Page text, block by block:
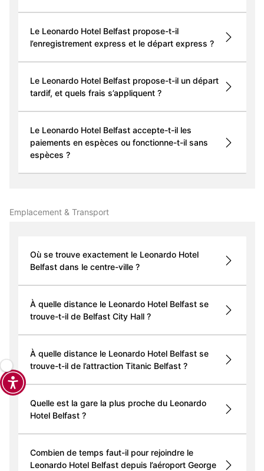
Le Leonardo Hotel Belfast propose-t-il
l’enregistrement express et le départ express ?
Le Leonardo Hotel Belfast propose-t-il un départ
tardif, et quels frais s’appliquent ?
Le Leonardo Hotel Belfast accepte-t-il les
paiements en espèces ou fonctionne-t-il sans
espèces ?
Emplacement & Transport
Où se trouve exactement le Leonardo Hotel
Belfast dans le centre-ville ?
À quelle distance le Leonardo Hotel Belfast se
trouve-t-il de Belfast City Hall ?
À quelle distance le Leonardo Hotel Belfast se
trouve-t-il de l’attraction Titanic Belfast ?
Quelle est la gare la plus proche du Leonardo
Hotel Belfast ?
Combien de temps faut-il pour rejoindre le
Leonardo Hotel Belfast depuis l’aéroport George